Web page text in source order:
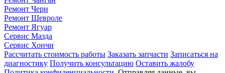
Ремонт Чери
Ремонт Шевроле
Ремонт Ягуар
Сервис Мазда
Сервис Хончи
Рассчитать стоимость работы Заказать запчасти Записаться на
диагностику Получить консультацию Оставить жалобу